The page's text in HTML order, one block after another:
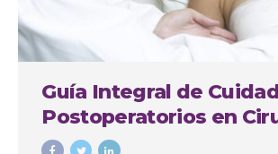
Guía Integral de
Postoperatorios en
Plástica